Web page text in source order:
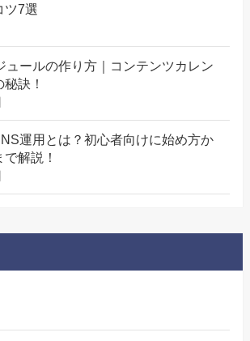
ツ7選
ュールの作り方｜コンテンツカレン
訣！
運用とは？初心者向けに始め方か
解説！